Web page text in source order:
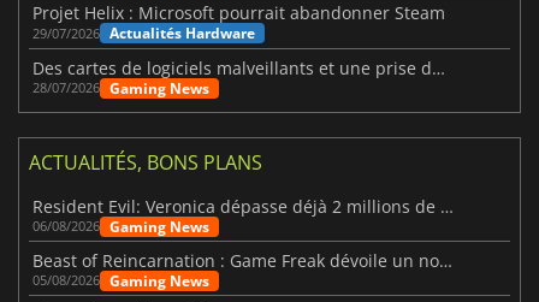
Projet Helix : Microsoft pourrait abandonner Steam
29/07/2026 Actualités Hardware
Des cartes de logiciels malveillants et une prise de contrôle de Discord ont touché Meccha Chameleon
28/07/2026 Gaming News
ACTUALITÉS, BONS PLANS
Resident Evil: Veronica dépasse déjà 2 millions de wishlists
06/08/2026 Gaming News
Beast of Reincarnation : Game Freak dévoile un nouveau pari
05/08/2026 Gaming News